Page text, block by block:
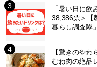
「暑い日に
38,386票＞【
暮らし調査隊
【驚きのや
むね肉の絶品